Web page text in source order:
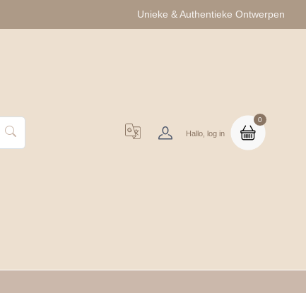
Unieke & Authentieke Ontwerpen
Hallo, log in
0